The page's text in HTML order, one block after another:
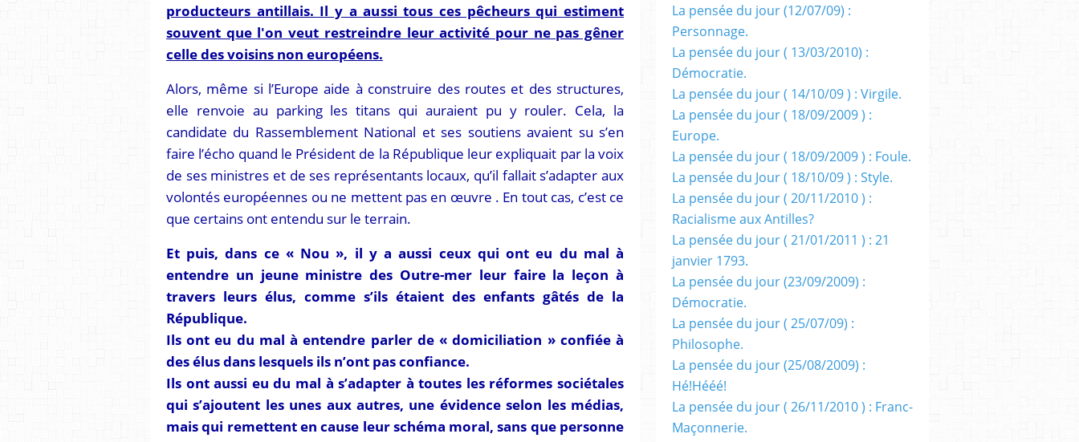
producteurs antillais. Il y a aussi tous ces pêcheurs qui estiment
souvent que l'on veut restreindre leur activité pour ne pas gêner
celle des voisins non européens.
Alors, même si l’Europe aide à construire des routes et des structures,
elle renvoie au parking les titans qui auraient pu y rouler. Cela, la
candidate du Rassemblement National et ses soutiens avaient su s’en
faire l’écho quand le Président de la République leur expliquait par la voix
de ses ministres et de ses représentants locaux, qu’il fallait s’adapter aux
volontés européennes ou ne mettent pas en œuvre . En tout cas, c’est ce
que certains ont entendu sur le terrain.
Et puis, dans ce « Nou », il y a aussi ceux qui ont eu du mal à
entendre un jeune ministre des Outre-mer leur faire la leçon à
travers leurs élus, comme s’ils étaient des enfants gâtés de la
République.
Ils ont eu du mal à entendre parler de « domiciliation » confiée à
des élus dans lesquels ils n’ont pas confiance.
Ils ont aussi eu du mal à s’adapter à toutes les réformes sociétales
qui s’ajoutent les unes aux autres, une évidence selon les médias,
mais qui remettent en cause leur schéma moral, sans que personne
La pensée du jour (12/07/09) :
Personnage.
La pensée du jour ( 13/03/2010) :
Démocratie.
La pensée du jour ( 14/10/09 ) : Virgile.
La pensée du jour ( 18/09/2009 ) :
Europe.
La pensée du jour ( 18/09/2009 ) : Foule.
La pensée du Jour ( 18/10/09 ) : Style.
La pensée du jour ( 20/11/2010 ) :
Racialisme aux Antilles?
La pensée du jour ( 21/01/2011 ) : 21
janvier 1793.
La pensée du jour (23/09/2009) :
Démocratie.
La pensée du jour ( 25/07/09) :
Philosophe.
La pensée du jour (25/08/2009) :
Hé!Hééé!
La pensée du jour ( 26/11/2010 ) : Franc-
Maçonnerie.